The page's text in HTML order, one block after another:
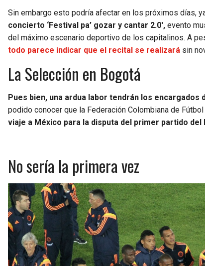
Sin embargo esto podría afectar en los próximos días,
concierto ‘Festival pa’ gozar y cantar 2.0′, evento
del máximo escenario deportivo de los capitalinos. A
todo parece indicar que el recital se realizará sin
La Selección en Bogotá
Pues bien, una ardua labor tendrán los encargados
podido conocer que la Federación Colombiana de
viaje a México para la disputa del primer partido del
No sería la primera vez